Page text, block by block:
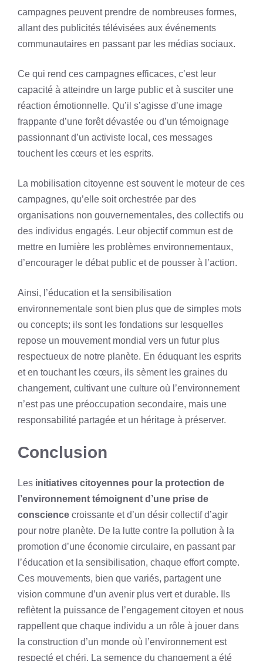
campagnes peuvent prendre de nombreuses formes,
allant des publicités télévisées aux événements
communautaires en passant par les médias sociaux.
Ce qui rend ces campagnes efficaces, c’est leur
capacité à atteindre un large public et à susciter une
réaction émotionnelle. Qu’il s’agisse d’une image
frappante d’une forêt dévastée ou d’un témoignage
passionnant d’un activiste local, ces messages
touchent les cœurs et les esprits.
La mobilisation citoyenne est souvent le moteur de ces
campagnes, qu’elle soit orchestrée par des
organisations non gouvernementales, des collectifs ou
des individus engagés. Leur objectif commun est de
mettre en lumière les problèmes environnementaux,
d’encourager le débat public et de pousser à l’action.
Ainsi, l’éducation et la sensibilisation
environnementale sont bien plus que de simples mots
ou concepts; ils sont les fondations sur lesquelles
repose un mouvement mondial vers un futur plus
respectueux de notre planète. En éduquant les esprits
et en touchant les cœurs, ils sèment les graines du
changement, cultivant une culture où l’environnement
n’est pas une préoccupation secondaire, mais une
responsabilité partagée et un héritage à préserver.
Conclusion
Les initiatives citoyennes pour la protection de
l’environnement témoignent d’une prise de
conscience croissante et d’un désir collectif d’agir
pour notre planète. De la lutte contre la pollution à la
promotion d’une économie circulaire, en passant par
l’éducation et la sensibilisation, chaque effort compte.
Ces mouvements, bien que variés, partagent une
vision commune d’un avenir plus vert et durable. Ils
reflètent la puissance de l’engagement citoyen et nous
rappellent que chaque individu a un rôle à jouer dans
la construction d’un monde où l’environnement est
respecté et chéri. La semence du changement a été